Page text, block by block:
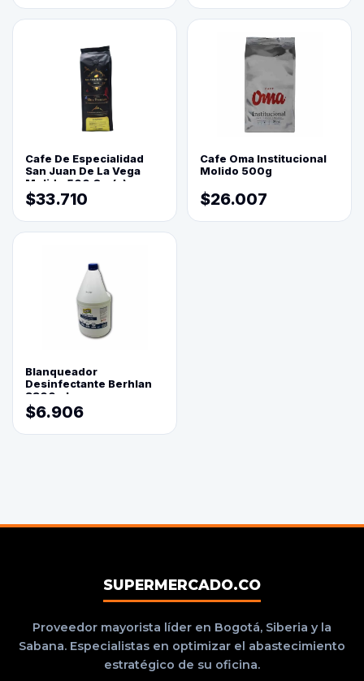
Cafe De Especialidad
San Juan De La Vega
Molido 500 Grs(=)
$33.710
Cafe Oma Institucional
Molido 500g
$26.007
Blanqueador
Desinfectante Berhlan
3800ml
$6.906
SUPERMERCADO.CO
Proveedor mayorista líder en Bogotá, Siberia y la
Sabana. Especialistas en optimizar el abastecimiento
estratégico de su oficina.